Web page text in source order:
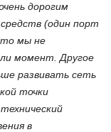
дорогим
(один порт
мы не
момент. Другое
развивать сеть
точки
в